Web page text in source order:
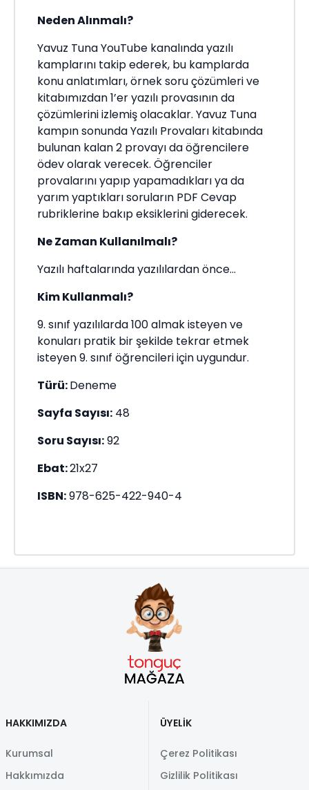
Neden Alınmalı?
Yavuz Tuna YouTube kanalında yazılı
kamplarını takip ederek, bu kamplarda
konu anlatımları, örnek soru çözümleri ve
kitabımızdan 1’er yazılı provasının da
çözümlerini izlemiş olacaklar. Yavuz Tuna
kampın sonunda Yazılı Provaları kitabında
bulunan kalan 2 provayı da öğrencilere
ödev olarak verecek. Öğrenciler
provalarını yapıp yapamadıkları ya da
yarım yaptıkları soruların PDF Cevap
rubriklerine bakıp eksiklerini giderecek.
Ne Zaman Kullanılmalı?
Yazılı haftalarında yazılılardan önce...
Kim Kullanmalı?
9. sınıf yazılılarda 100 almak isteyen ve
konuları pratik bir şekilde tekrar etmek
isteyen 9. sınıf öğrencileri için uygundur.
Türü:Deneme
Sayfa Sayısı: 48
Soru Sayısı:92
Ebat:21x27
ISBN:978-625-422-940-4
HAKKIMIZDA
Kurumsal
Hakkımızda
ÜYELİK
Çerez Politikası
Gizlilik Politikası